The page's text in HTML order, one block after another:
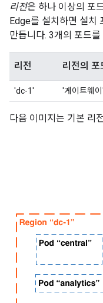
리전은 하나 이상의 포
Edge를 설치하면 설치
만듭니다. 3개의 포드
리전 리전의 포
'dc-1' '게이트웨
다음 이미지는 기본 리